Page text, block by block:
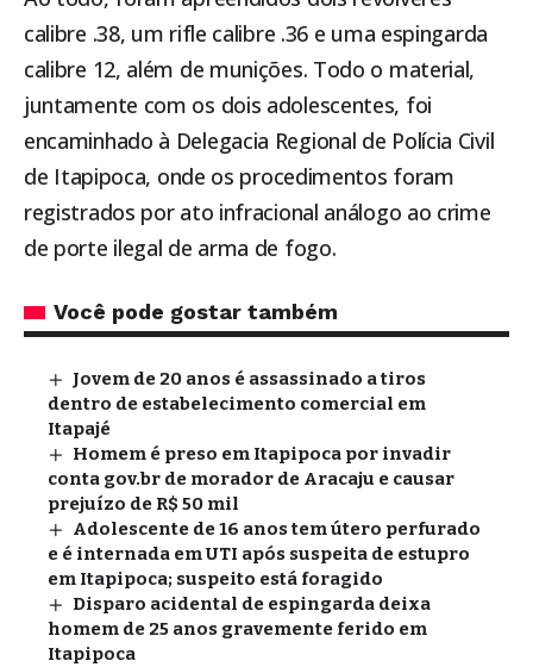
calibre .38, um rifle calibre .36 e uma espingarda
calibre 12, além de munições. Todo o material,
juntamente com os dois adolescentes, foi
encaminhado à Delegacia Regional de Polícia Civil
de Itapipoca, onde os procedimentos foram
registrados por ato infracional análogo ao crime
de porte ilegal de arma de fogo.
Você pode gostar também
Jovem de 20 anos é assassinado a tiros
dentro de estabelecimento comercial em
Itapajé
Homem é preso em Itapipoca por invadir
conta gov.br de morador de Aracaju e causar
prejuízo de R$ 50 mil
Adolescente de 16 anos tem útero perfurado
e é internada em UTI após suspeita de estupro
em Itapipoca; suspeito está foragido
Disparo acidental de espingarda deixa
homem de 25 anos gravemente ferido em
Itapipoca